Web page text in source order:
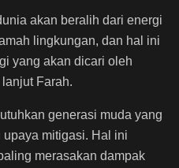
akan beralih dari energi
lingkungan, dan hal ini
yang akan dicari oleh
Farah.
generasi muda yang
mitigasi. Hal ini
merasakan dampak